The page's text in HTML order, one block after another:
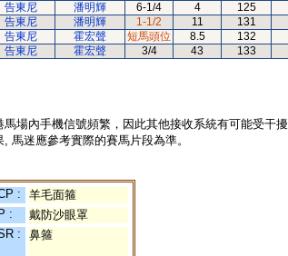
告東尼 潘明輝 6-1/4 4 125
告東尼 潘明輝 1-1/2 11 131
告東尼 霍宏聲 短馬頭位 8.5 132
告東尼 霍宏聲 3/4 43 133
場內手機信號頻繁，因此其他接收系統有可能受干
馬迷應參考實際的賽馬片段為準。
:
羊毛面箍
P :
戴防沙眼罩
: 鼻箍